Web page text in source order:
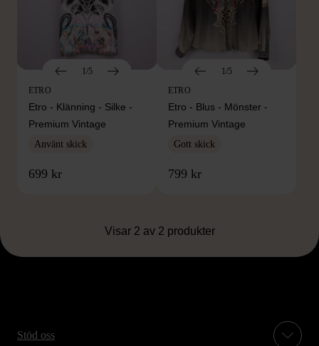
1/5
ETRO
Etro - Klänning - Silke -
Premium Vintage
Använt skick
699 kr
1/5
ETRO
Etro - Blus - Mönster -
Premium Vintage
Gott skick
799 kr
Visar 2 av 2 produkter
Stöd oss